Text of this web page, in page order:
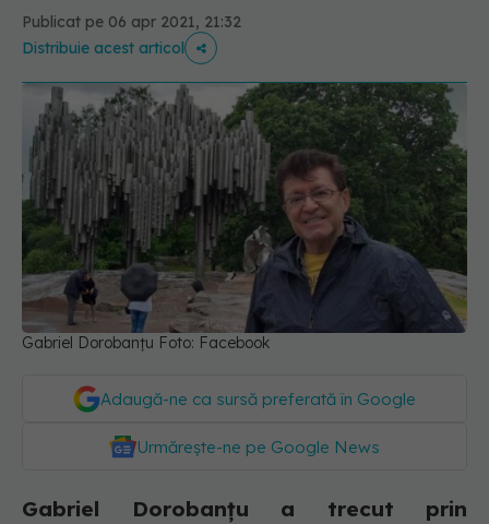
Publicat pe 06 apr 2021, 21:32
Distribuie acest articol
Gabriel Dorobanțu Foto: Facebook
Adaugă-ne ca sursă preferată în Google
Urmărește-ne pe Google News
Gabriel Dorobanțu a trecut prin